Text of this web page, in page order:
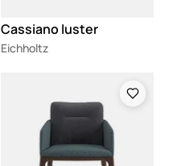
Cassiano luster
Eichholtz